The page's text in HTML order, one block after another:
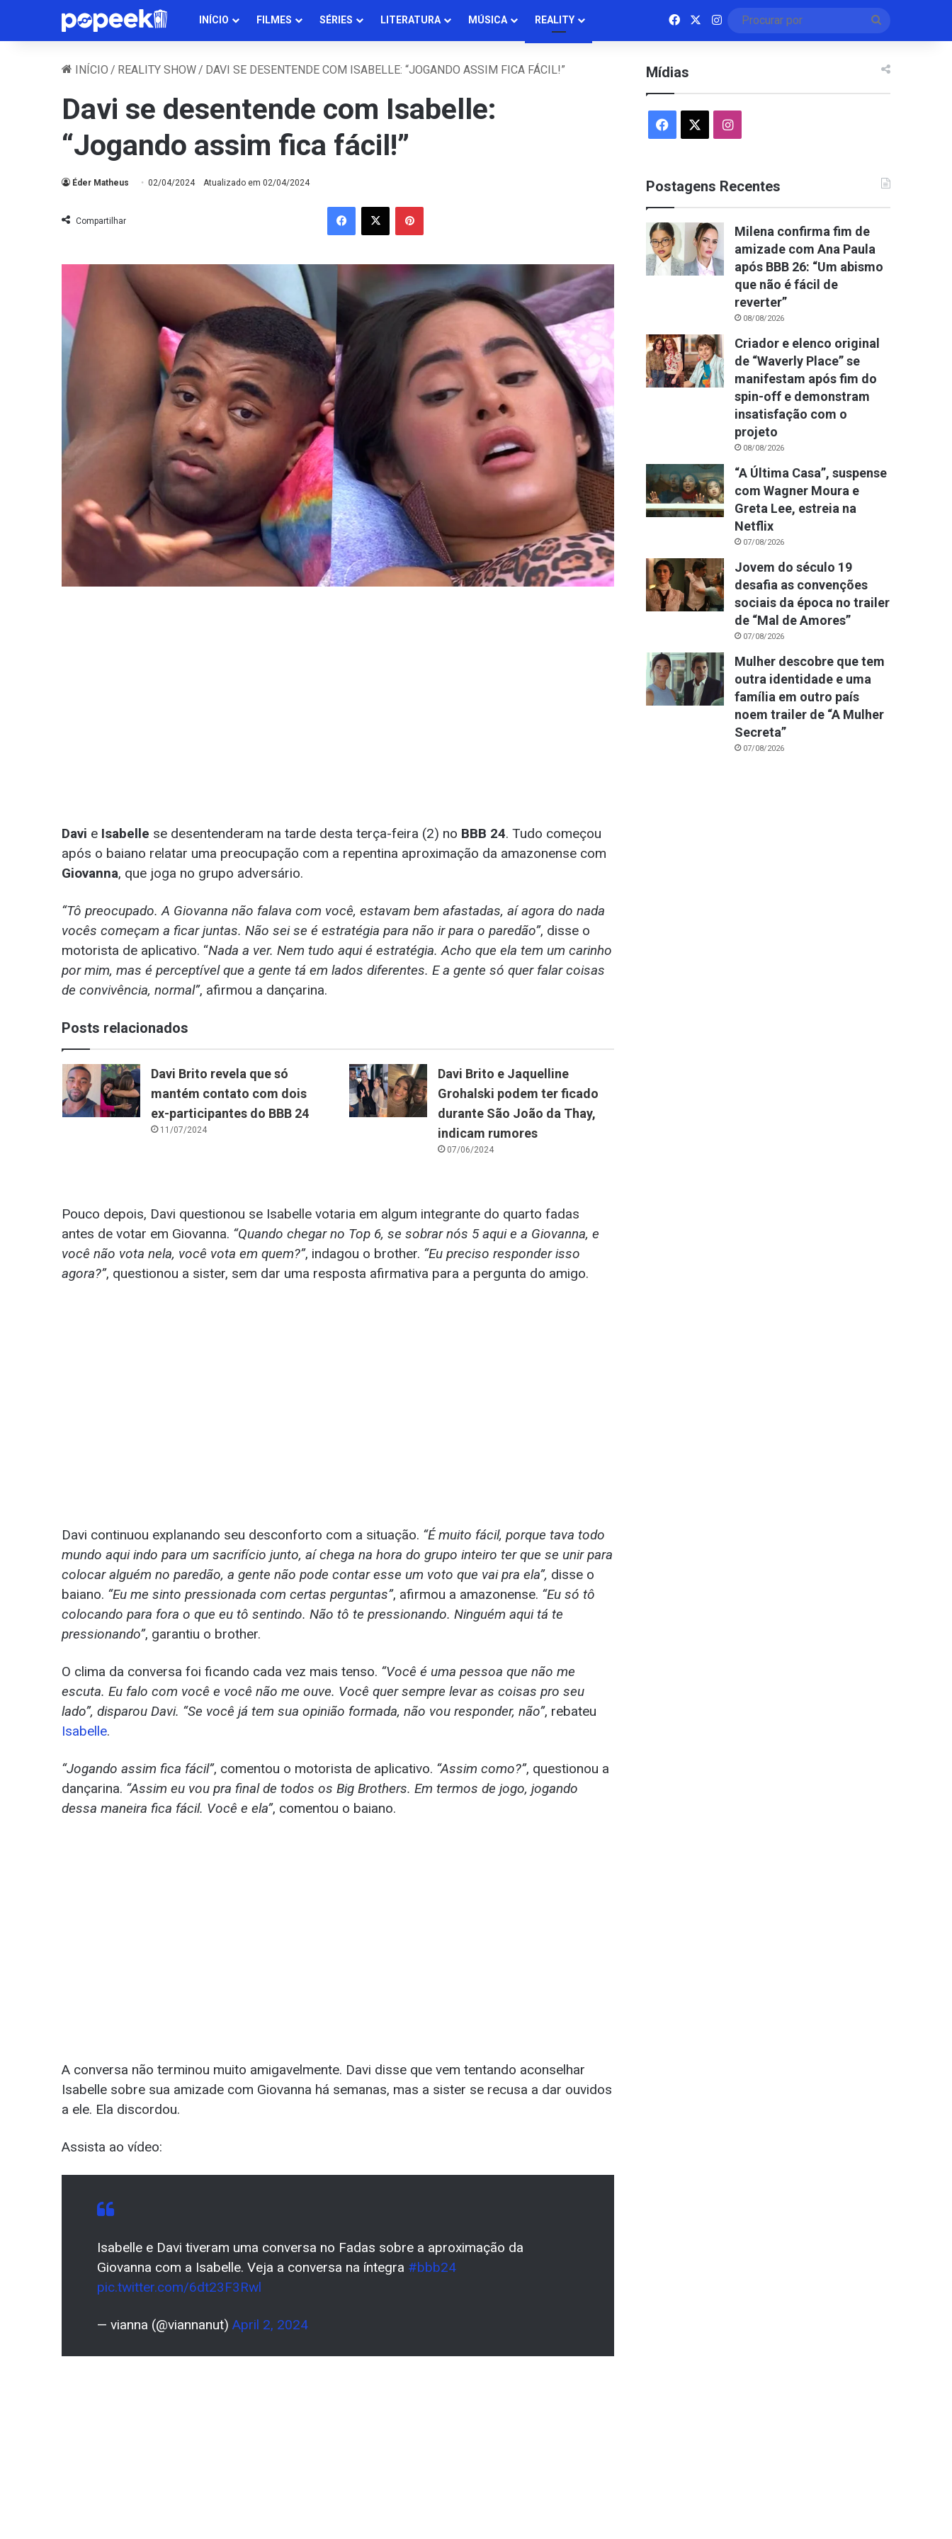
INÍCIO FILMES SÉRIES LITERATURA MÚSICA REALITY FacebookInstagram
por
INÍCIO / REALITY SHOW/ DAVI SE DESENTENDE COM ISABELLE: “JOGANDO ASSIM FICA FÁCIL!”
Davi se desentende com Isabelle:
“Jogando assim fica fácil!”
Éder Matheus 02/04/2024 Atualizado em 02/04/2024
Compartilhar
Facebook
X Pinterest
Davi e Isabelle se desentenderam na tarde desta terça-feira (2) no BBB 24. Tudo começou
após o baiano relatar uma preocupação com a repentina aproximação da amazonense com
Giovanna, que joga no grupo adversário.
“Tô preocupado. A Giovanna não falava com você, estavam bem afastadas, aí agora do nada
vocês começam a ficar juntas. Não sei se é estratégia para não ir para o paredão”, disse o
motorista de aplicativo. “Nada a ver. Nem tudo aqui é estratégia. Acho que ela tem um carinho
por mim, mas é perceptível que a gente tá em lados diferentes. E a gente só quer falar coisas
de convivência, normal”, afirmou a dançarina.
Posts relacionados
Davi Brito revela que só
mantém contato com dois
ex-participantes do BBB 24
11/07/2024
Davi Brito e Jaquelline
Grohalski podem ter ficado
durante São João da Thay,
indicam rumores
07/06/2024
Pouco depois, Davi questionou se Isabelle votaria em algum integrante do quarto fadas
antes de votar em Giovanna. “Quando chegar no Top 6, se sobrar nós 5 aqui e a Giovanna, e
você não vota nela, você vota em quem?”, indagou o brother. “Eu preciso responder isso
agora?”, questionou a sister, sem dar uma resposta afirmativa para a pergunta do amigo.
Davi continuou explanando seu desconforto com a situação. “É muito fácil, porque tava todo
mundo aqui indo para um sacrifício junto, aí chega na hora do grupo inteiro ter que se unir para
colocar alguém no paredão, a gente não pode contar esse um voto que vai pra ela”, disse o
baiano. “Eu me sinto pressionada com certas perguntas”, afirmou a amazonense. “Eu só tô
colocando para fora o que eu tô sentindo. Não tô te pressionando. Ninguém aqui tá te
pressionando”, garantiu o brother.
O clima da conversa foi ficando cada vez mais tenso. “Você é uma pessoa que não me
escuta. Eu falo com você e você não me ouve. Você quer sempre levar as coisas pro seu
lado”, disparou Davi. “Se você já tem sua opinião formada, não vou responder, não”, rebateu
Isabelle.
“Jogando assim fica fácil”, comentou o motorista de aplicativo. “Assim como?”, questionou a
dançarina. “Assim eu vou pra final de todos os Big Brothers. Em termos de jogo, jogando
dessa maneira fica fácil. Você e ela”, comentou o baiano.
A conversa não terminou muito amigavelmente. Davi disse que vem tentando aconselhar
Isabelle sobre sua amizade com Giovanna há semanas, mas a sister se recusa a dar ouvidos
a ele. Ela discordou.
Assista ao vídeo:
Isabelle e Davi tiveram uma conversa no Fadas sobre a aproximação da
Giovanna com a Isabelle. Veja a conversa na íntegra #bbb24
pic.twitter.com/6dt23F3Rwl
— vianna (@viannanut) April 2, 2024
Mídias
Facebook Instagram
Postagens Recentes
Milena confirma fim de
amizade com Ana Paula
após BBB 26: “Um abismo
que não é fácil de
reverter”
08/08/2026
Criador e elenco original
de “Waverly Place” se
manifestam após fim do
spin-off e demonstram
insatisfação com o
projeto
08/08/2026
“A Última Casa”, suspense
com Wagner Moura e
Greta Lee, estreia na
Netflix
07/08/2026
Jovem do século 19
desafia as convenções
sociais da época no trailer
de “Mal de Amores”
07/08/2026
Mulher descobre que tem
outra identidade e uma
família em outro país
noem trailer de “A Mulher
Secreta”
07/08/2026